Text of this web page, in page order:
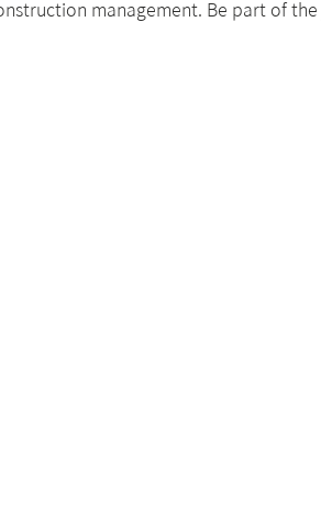
management. Be part of